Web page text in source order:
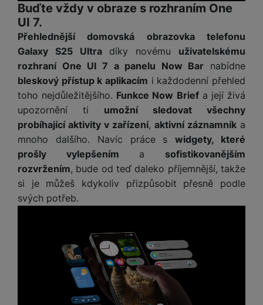
Buďte vždy v obraze s rozhraním One
UI 7.
Přehlednější domovská obrazovka telefonu
Galaxy S25 Ultradíky novému uživatelskému
rozhraní One UI 7 a panelu Now Bar nabídne
bleskový přístup k aplikacím i každodenní přehled
toho nejdůležitějšího. Funkce Now Briefa její živá
upozornění ti umožní sledovat všechny
probíhající aktivity v zařízení, aktivní záznamník a
mnoho dalšího. Navíc práce swidgety, které
prošly vylepšením a sofistikovanějším
rozvržením, bude od teď daleko příjemnější, takže
si je můžeš kdykoliv přizpůsobit přesně podle
svých potřeb.